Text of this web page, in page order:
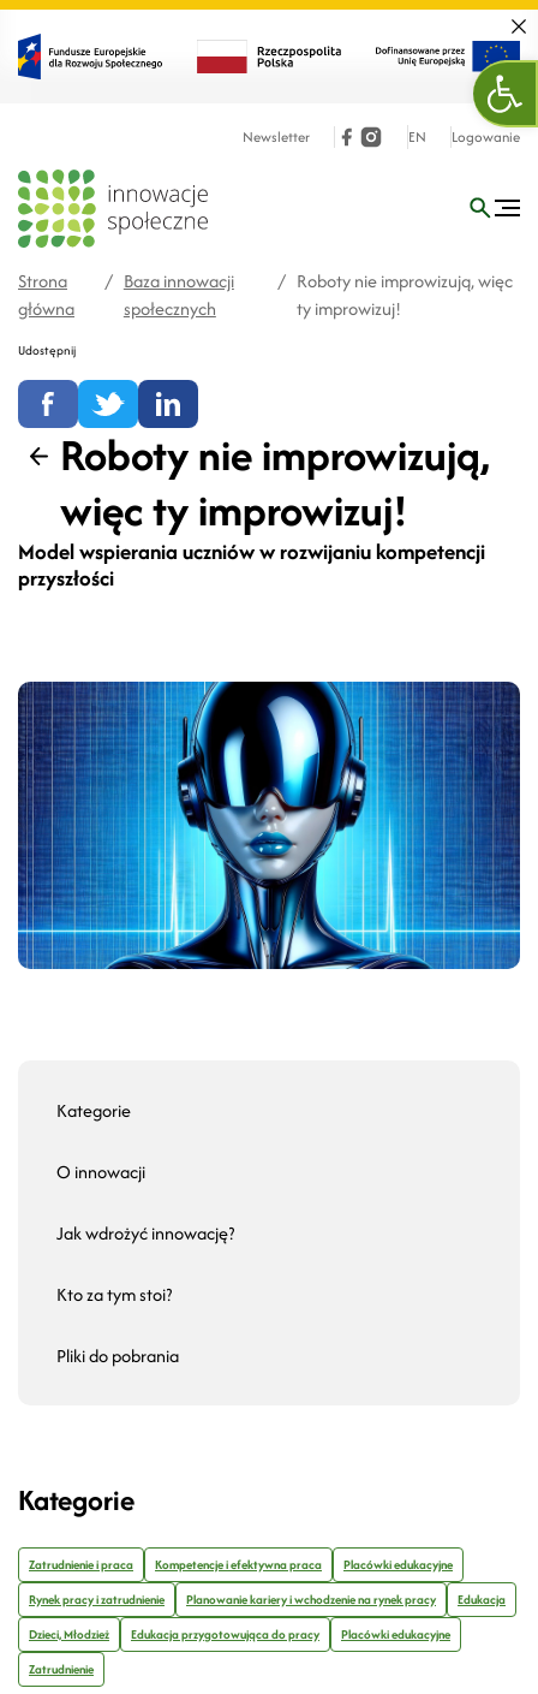
Newsletter EN Logowanie
Strona
główna
/ Baza innowacji
społecznych
/ Roboty nie improwizują, więc
ty improwizuj!
Kategorie
O innowacji
Jak wdrożyć innowację?
Kto za tym stoi?
Pliki do pobrania
Wstecz
Roboty nie improwizują,
więc ty improwizuj!
Model wspierania uczniów w rozwijaniu kompetencji
przyszłości
Udostępnij
Kategorie
Zatrudnienie i praca Kompetencje i efektywna praca
Placówki edukacyjne
Rynek pracy i zatrudnienie
Planowanie kariery i wchodzenie na rynek pracy
Edukacja
Dzieci, Młodzież
Edukacja przygotowująca do pracy
Placówki edukacyjne
Zatrudnienie